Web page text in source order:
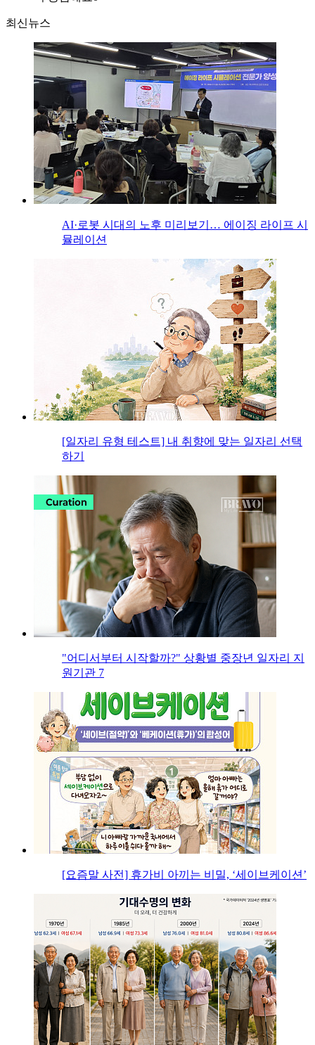
최신뉴스
AI·로봇 시대의 노후 미리보기… 에이징 라이프 시
뮬레이션
[일자리 유형 테스트] 내 취향에 맞는 일자리 선택
하기
"어디서부터 시작할까?" 상황별 중장년 일자리 지
원기관 7
[요즘말 사전] 휴가비 아끼는 비밀, ‘세이브케이션’